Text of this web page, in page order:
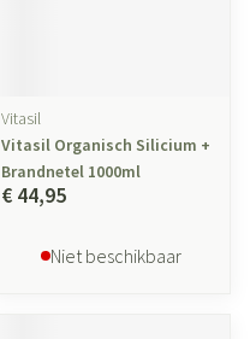
Vitasil
Vitasil Organisch Silicium +
Brandnetel 1000ml
€ 44,95
Niet beschikbaar